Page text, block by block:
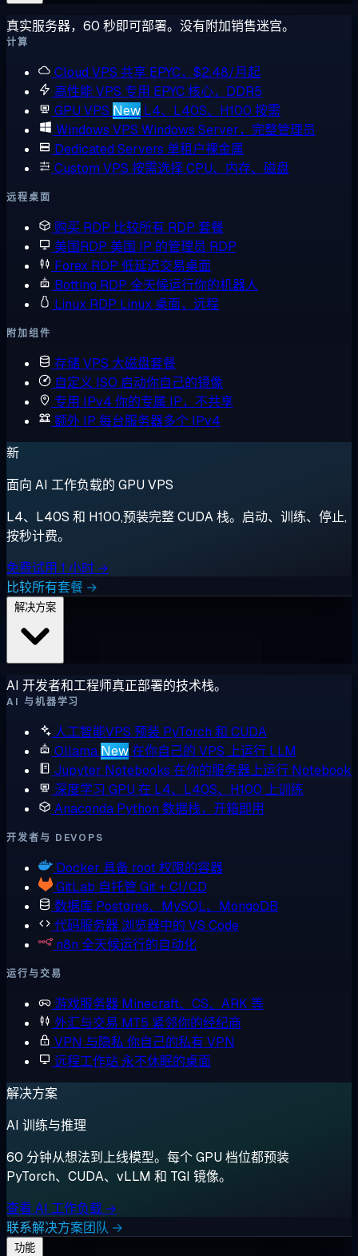
真实服务器，60 秒即可部署。没有附加销售迷宫。
计算
Cloud VPS 共享 EPYC，$2.48/月起
高性能 VPS 专用 EPYC 核心，DDR5
GPU VPS New L4、L40S、H100 按需
Windows VPS Windows Server，完整管理员
Dedicated Servers 单租户裸金属
Custom VPS 按需选择 CPU、内存、磁盘
远程桌面
购买 RDP 比较所有 RDP 套餐
美国RDP 美国 IP 的管理员 RDP
Forex RDP 低延迟交易桌面
Botting RDP 全天候运行你的机器人
Linux RDP Linux 桌面，远程
附加组件
存储 VPS 大磁盘套餐
自定义 ISO 启动你自己的镜像
专用 IPv4 你的专属 IP，不共享
额外 IP 每台服务器多个 IPv4
新
面向 AI 工作负载的 GPU VPS
L4、L40S 和 H100,预装完整 CUDA 栈。启动、训练、停止,
按秒计费。
免费试用 1 小时 →
比较所有套餐 →
AI 开发者和工程师真正部署的技术栈。
AI 与机器学习
人工智能VPS 预装 PyTorch 和 CUDA
Ollama New在你自己的 VPS 上运行 LLM
Jupyter Notebooks 在你的服务器上运行 Notebook
深度学习 GPU 在 L4、L40S、H100 上训练
Anaconda Python 数据栈，开箱即用
开发者与 DEVOPS
Docker 具备 root 权限的容器
GitLab 自托管 Git + CI/CD
数据库 Postgres、MySQL、MongoDB
代码服务器 浏览器中的 VS Code
n8n 全天候运行的自动化
运行与交易
游戏服务器 Minecraft、CS、ARK 等
外汇与交易 MT5 紧邻你的经纪商
VPN 与隐私 你自己的私有 VPN
远程工作站 永不休眠的桌面
解决方案
AI 训练与推理
60 分钟从想法到上线模型。每个 GPU 档位都预装
PyTorch、CUDA、vLLM 和 TGI 镜像。
查看 AI 工作负载 →
联系解决方案团队 →